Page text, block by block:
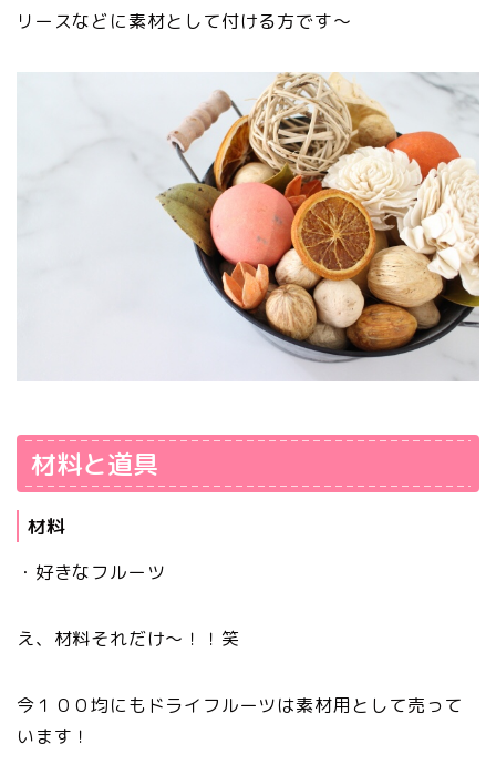
リースなどに素材として付ける方です〜
材料と道具
材料
・好きなフルーツ
え、材料それだけ～！！笑
今１００均にもドライフルーツは素材用として売って
います！